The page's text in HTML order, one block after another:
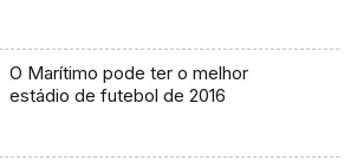
O Marítimo pode ter o melhor
estádio de futebol de 2016